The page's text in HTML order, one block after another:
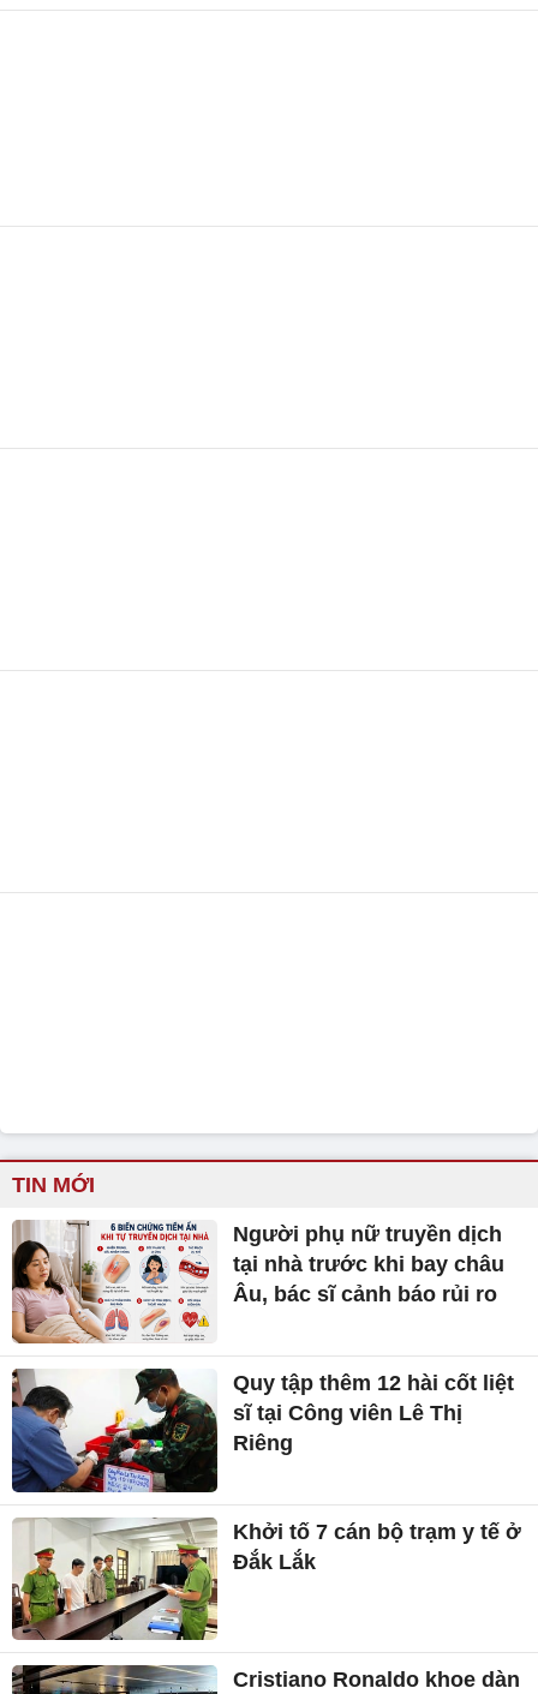
TIN MỚI
Người phụ nữ truyền dịch
tại nhà trước khi bay châu
Âu, bác sĩ cảnh báo rủi ro
Quy tập thêm 12 hài cốt liệt
sĩ tại Công viên Lê Thị
Riêng
Khởi tố 7 cán bộ trạm y tế ở
Đắk Lắk
Cristiano Ronaldo khoe dàn